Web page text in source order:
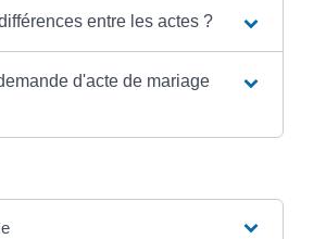
entre les actes ?
d'acte de mariage